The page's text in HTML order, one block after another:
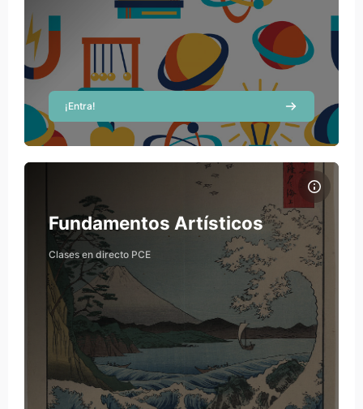
Teacher
¡Entra!
Course image Fundamentos Artísticos
Course image
Course name
Fundamentos Artísticos
Clases en directo PCE